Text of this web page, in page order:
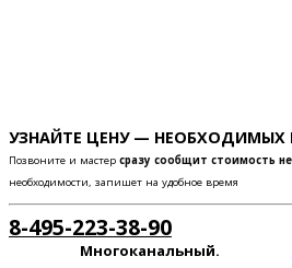
УЗНАЙТЕ ЦЕНУ — НЕОБХОДИМЫХ
Позвоните и мастер сразу сообщит стоимость
необходимости, запишет на удобное время
8-495-223-38-90
Многоканальный.